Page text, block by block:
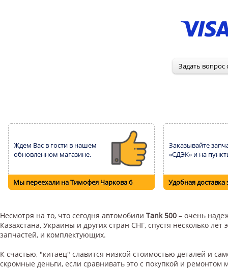
Ждем Вас в гости в нашем
обновленном магазине.
Мы переехали на Тимофея Чаркова 6
Заказывайте
«СДЭК» и на
Удобная доставка
Несмотря на то, что сегодня автомобили Tank 500 – очень
Казахстана, Украины и других стран СНГ, спустя несколько
запчастей, и комплектующих.
К счастью, "китаец" славится низкой стоимостью деталей и
скромные деньги, если сравнивать это с покупкой и